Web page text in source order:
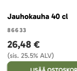
Jauhokauha 40 cl
86633
26,48 €
(sis. 25.5% ALV)